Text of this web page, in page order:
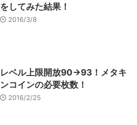
をしてみた結果！
2016/3/8
レベル上限開放90→93！メタキ
ンコインの必要枚数！
2016/2/25